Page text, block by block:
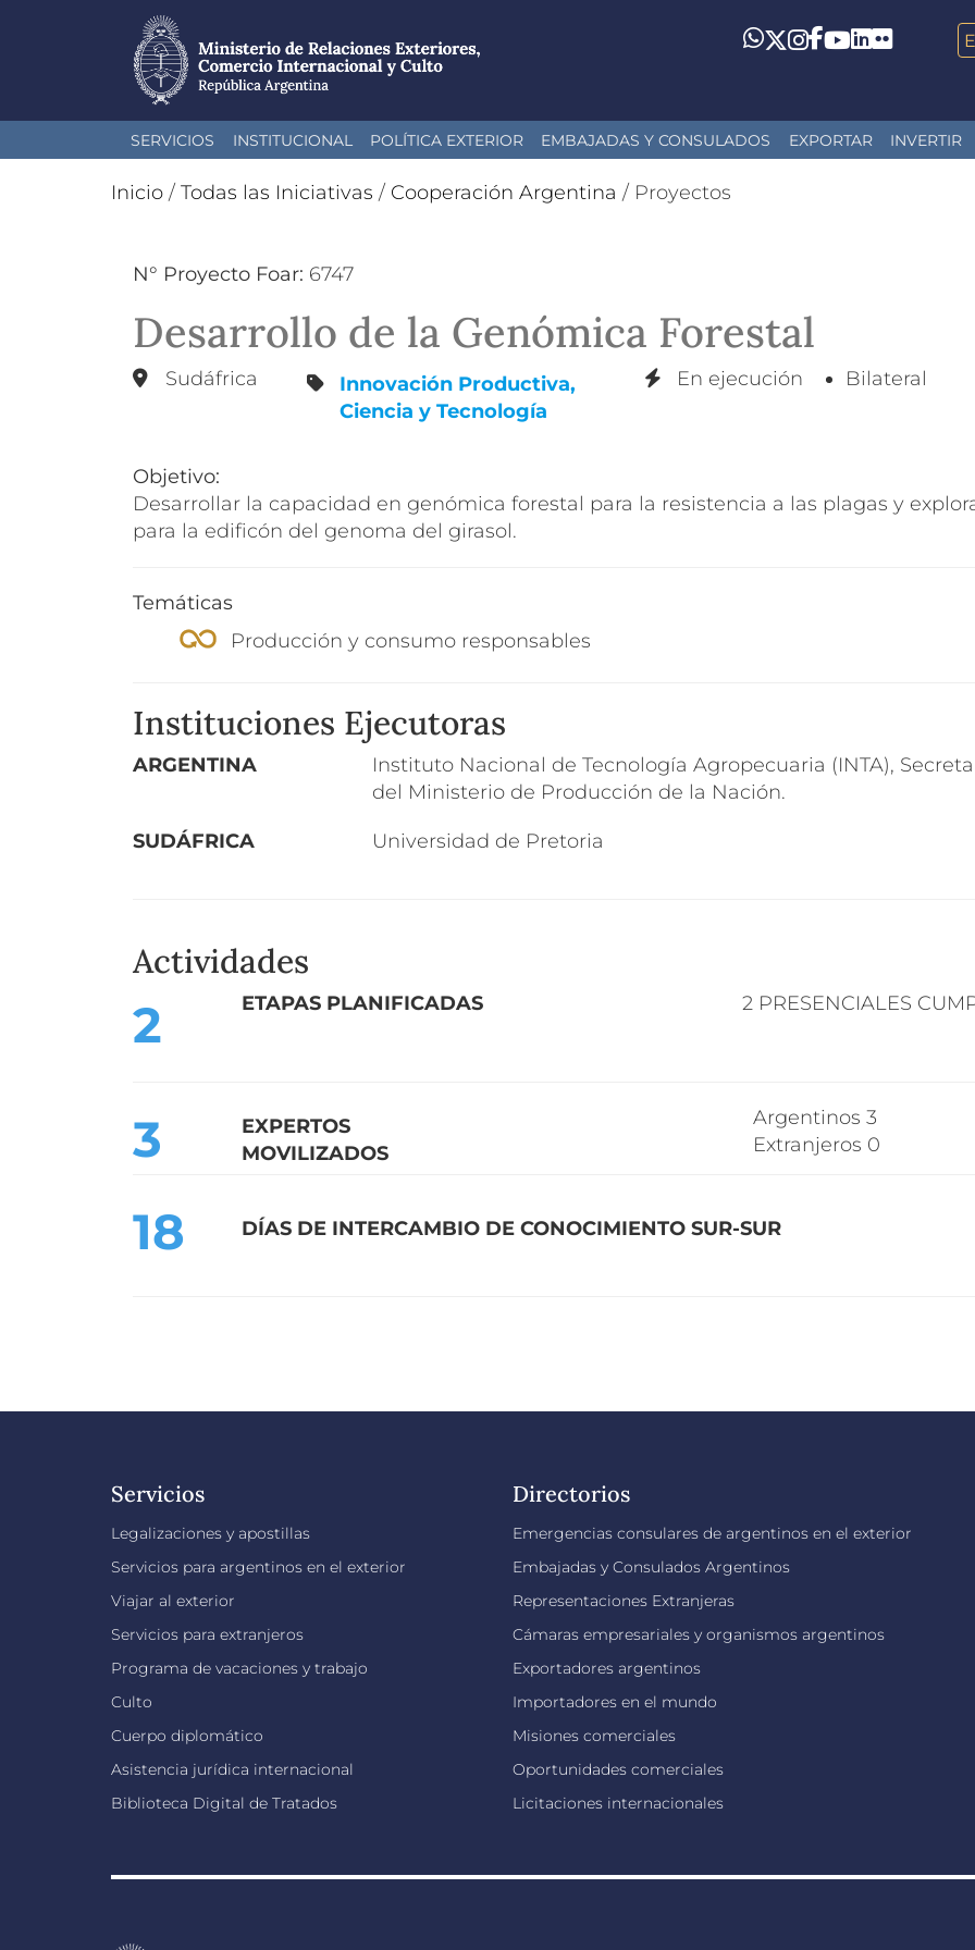
al
Whatsapp
Twitter
Instagram
Facebook
YouTube
LinkedIn
Flickr
SERVICIOS INSTITUCIONAL POLÍTICA EXTERIOR EMBAJADAS Y CONSULADOS EXPORTAR INVERTIR
Inicio / Todas las Iniciativas / Cooperación Argentina / Proyectos
N° Proyecto Foar: 6747
Desarrollo de la Genómica Forestal
Sudáfrica
Innovación Productiva,
Ciencia y Tecnología
En ejecución Bilateral
Objetivo:
Desarrollar la capacidad en genómica forestal para la resistencia a las plagas y
para la edificón del genoma del girasol.
Temáticas
Producción y consumo responsables
Instituciones Ejecutoras
ARGENTINA
Instituto Nacional de Tecnología Agropecuaria (INTA),
del Ministerio de Producción de la Nación.
SUDÁFRICA Universidad de Pretoria
Actividades
2 ETAPAS PLANIFICADAS 2 PRESENCIALES
3
EXPERTOS
MOVILIZADOS
Argentinos 3
Extranjeros 0
18 DÍAS DE INTERCAMBIO DE CONOCIMIENTO SUR-SUR
Servicios
Legalizaciones y apostillas
Servicios para argentinos en el exterior
Viajar al exterior
Servicios para extranjeros
Programa de vacaciones y trabajo
Culto
Cuerpo diplomático
Asistencia jurídica internacional
Biblioteca Digital de Tratados
Directorios
Emergencias consulares de argentinos en el exterior
Embajadas y Consulados Argentinos
Representaciones Extranjeras
Cámaras empresariales y organismos argentinos
Exportadores argentinos
Importadores en el mundo
Misiones comerciales
Oportunidades comerciales
Licitaciones internacionales